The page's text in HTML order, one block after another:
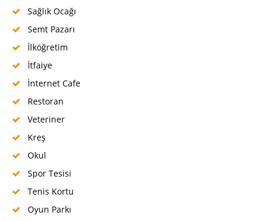
Sağlık Ocağı
Semt Pazarı
İlköğretim
İtfaiye
İnternet Cafe
Restoran
Veteriner
Kreş
Okul
Spor Tesisi
Tenis Kortu
Oyun Parkı